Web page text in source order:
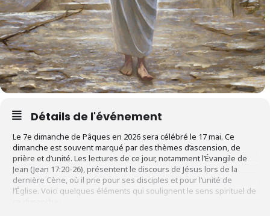
Détails de l'événement
Le 7e dimanche de Pâques en 2026 sera célébré le 17 mai. Ce
dimanche est souvent marqué par des thèmes d’ascension, de
prière et d’unité. Les lectures de ce jour, notamment l’Évangile de
Jean (Jean 17:20-26), présentent le discours de Jésus lors de la
dernière Cène, où il prie pour ses disciples et pour l’unité de
l’Église. Voici quelques éléments qui soulignent le sens spirituel de